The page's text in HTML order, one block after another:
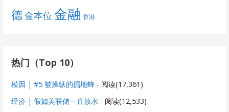
德金本位 金融 香港
热门（Top 10）
模因 | #5 被操纵的掘地蜂 - 阅读(17,361)
经济 | 假如美联储一直放水 - 阅读(12,533)